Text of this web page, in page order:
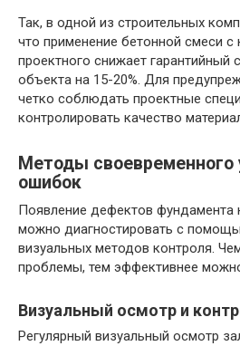
Так, в одной из строительных
что применение бетонной смеси с
проектного снижает гарантийный
объекта на 15-20%. Для
четко соблюдать проектные
контролировать качество
Методы своевременного
ошибок
Появление дефектов фундамента
можно диагностировать с
визуальных методов контроля.
проблемы, тем эффективнее
Визуальный осмотр и
Регулярный визуальный осмотр